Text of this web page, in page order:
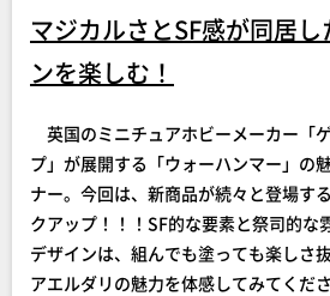
マジカルさとSF感が同居
ンを楽しむ！
英国のミニチュアホビーメーカー「
プ」が展開する「ウォーハンマー」の
ナー。今回は、新商品が続々と登場す
クアップ！！！SF的な要素と祭司的な
デザインは、組んでも塗っても楽しさ
アエルダリの魅力を体感してみてくださ